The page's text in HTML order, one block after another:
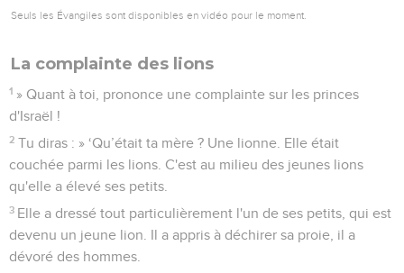
Seuls les Évangiles sont disponibles en vidéo pour le moment.
La complainte des lions
1 » Quant à toi, prononce une complainte sur les princes
d'Israël !
2 Tu diras : » ‘Qu’était ta mère ? Une lionne. Elle était
couchée parmi les lions. C'est au milieu des jeunes lions
qu'elle a élevé ses petits.
3 Elle a dressé tout particulièrement l'un de ses petits, qui est
devenu un jeune lion. Il a appris à déchirer sa proie, il a
dévoré des hommes.